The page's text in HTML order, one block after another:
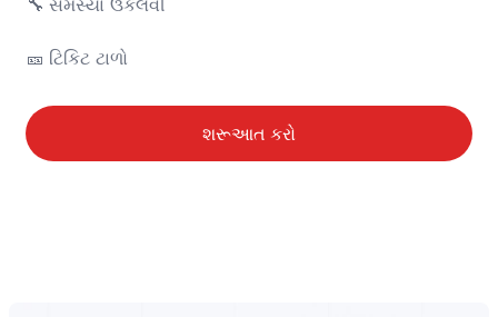
🔧	સમસ્યા ઉકેલવી
🎫	ટિકિટ ટાળો
શરૂઆત કરો